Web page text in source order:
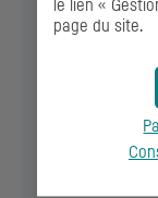
Prérequis
Aucun
Durée de
le lien «
page du site.